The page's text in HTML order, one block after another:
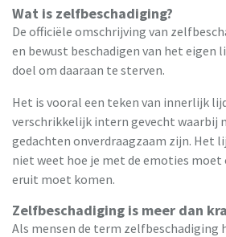
Wat is zelfbeschadiging?
De officiële omschrijving van
en bewust beschadigen van het eigen
doel om daaraan te sterven.
Het is vooral een teken van innerlijk
verschrikkelijk intern gevecht waarbij
gedachten onverdraagzaam zijn. Het
niet weet hoe je met de emoties moet
eruit moet komen.
Zelfbeschadiging is meer dan
Als mensen de term zelfbeschadiging